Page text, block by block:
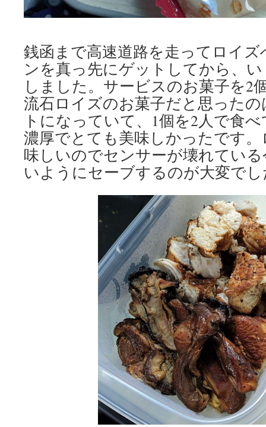
銭函まで高速道路を走ってロイ
ンを真っ先にゲットしてから、
しました。サービスのお菓子を2
流石ロイズのお菓子だと思った
トになっていて、1個を2人で食
濃厚でとても美味しかったです
味しいのでセンサーが壊れてい
いようにセーブするのが大変で